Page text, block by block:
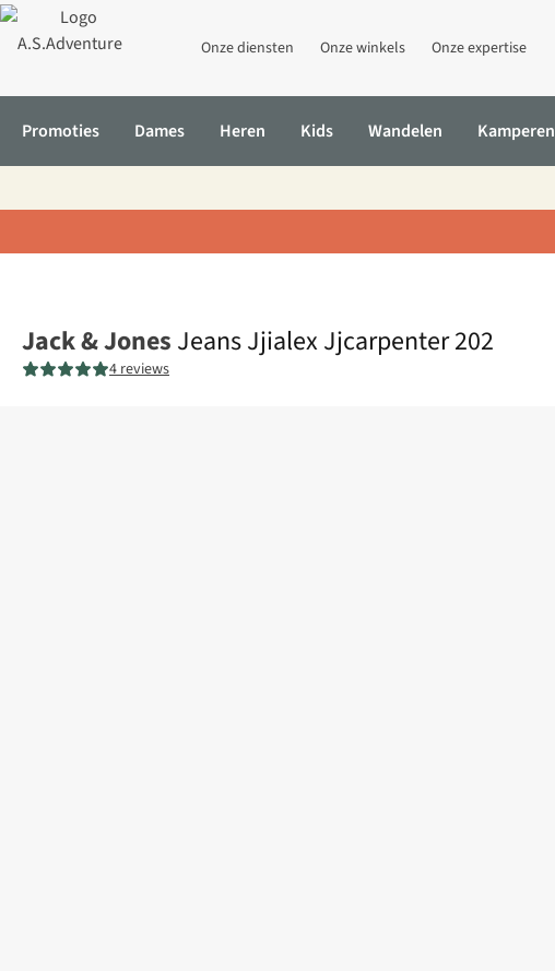
Onze diensten Onze winkels Onze expertise
Promoties Dames Heren Kids Wandelen Kamperen
Jack & Jones Jeans Jjialex Jjcarpenter 202
4 reviews